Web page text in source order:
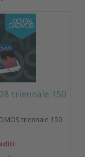
triennale 150
triennale 150